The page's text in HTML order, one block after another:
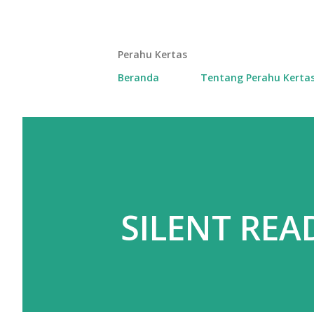
Perahu Kertas
Beranda
Tentang Perahu
SILENT